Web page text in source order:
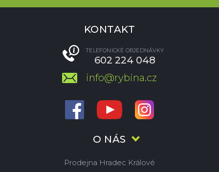
O NÁS
Prodejna Hradec Králové
KONTAKT
TELEFONICKÉ OBJEDNÁVKY
602 224 048
info@rybina.cz